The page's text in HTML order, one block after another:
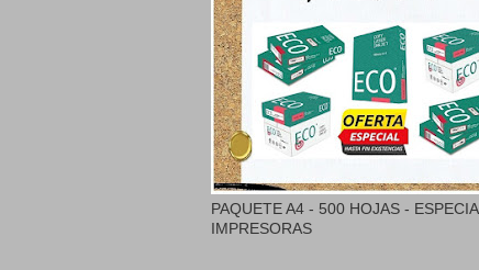
PAQUETE A4 - 500 HOJAS -
IMPRESORAS